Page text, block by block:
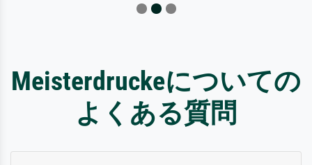
Meisterdruckeについての
よくある質問